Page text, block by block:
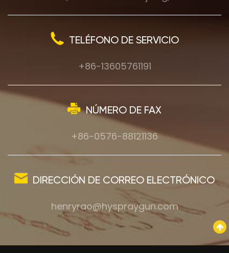
TELÉFONO DE SERVICIO
+86-13605761191
NÚMERO DE FAX
+86-0576-88121136
DIRECCIÓN DE CORREO ELECTRÓNICO
henryrao@hyspraygun.com